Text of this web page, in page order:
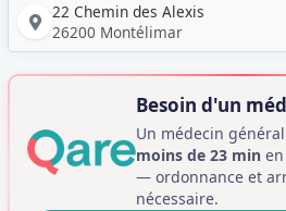
22 Chemin des Alexis
26200 Montélimar
Besoin d'un
Un médecin
moins de 23 min
— ordonnance et
nécessaire.